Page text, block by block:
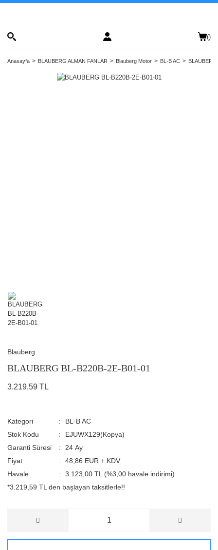
()
Anasayfa BLAUBERG ALMAN FANLAR Blauberg Motor BL-B AC
Blauberg
BLAUBERG BL-B220B-2E-B01-01
3.219,59 TL
Kategori
BL-B AC
Stok Kodu
EJUWX129(Kopya)
Garanti Süresi
24 Ay
Fiyat
48,86 EUR + KDV
Havale
3.123,00 TL (%3,00 havale indirimi)
*3.219,59 TL den başlayan taksitlerle!!